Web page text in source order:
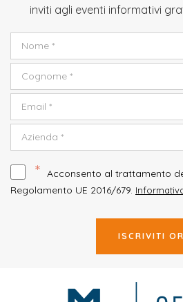
inviti agli eventi informativi
* Acconsento al trattamento
Regolamento UE 2016/679.
ISCRIVITI